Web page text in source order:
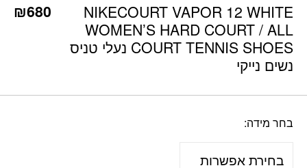
NIKECOURT VAPOR 12 WHITE
WOMEN’S HARD COURT / ALL
COURT TENNIS SHOES נעלי טניס
נשים נייקי
₪680
בחר מידה